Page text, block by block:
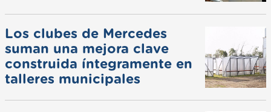
Los clubes de Mercedes
suman una mejora clave
construida íntegramente en
talleres municipales